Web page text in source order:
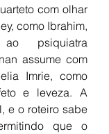
com olhar
como Ibrahim,
psiquiatra
assume com
Imrie, como
e leveza. A
e o roteiro sabe
que o